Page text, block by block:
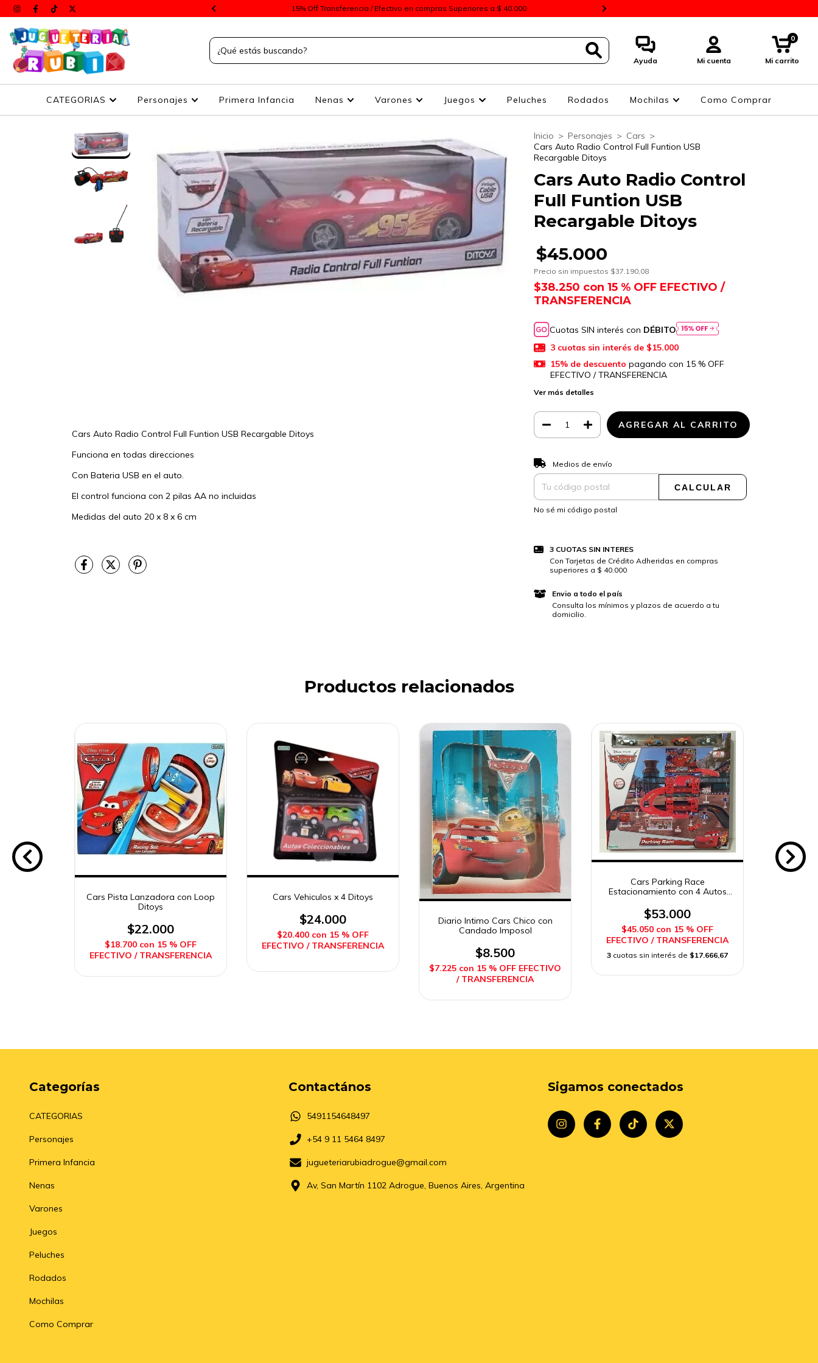
a todos el país 15% Off Transferencia / Efectivo en compras Superiores a $ 40.000
Ayuda Mi cuenta Mi carrito
0
CATEGORIAS Personajes Primera Infancia Nenas Varones Juegos Peluches Rodados Mochilas Como Comprar
Cars Auto Radio Control Full Funtion USB Recargable Ditoys
Funciona en todas direcciones
Con Bateria USB en el auto.
El control funciona con 2 pilas AA no incluidas
Medidas del auto 20 x 8 x 6 cm
Inicio > Personajes > Cars >
Cars Auto Radio Control Full Funtion USB
Recargable Ditoys
Cars Auto Radio Control
Full Funtion USB
Recargable Ditoys
$45.000
Precio sin impuestos $37.190,08
$38.250 con 15 % OFF EFECTIVO /
TRANSFERENCIA
Cuotas SIN interés con DÉBITO
3 cuotas sin interés de $15.000
15% de descuento pagando con 15 % OFF
EFECTIVO / TRANSFERENCIA
Ver más detalles
Entregas para el CP:
Medios de envío
CALCULAR
No sé mi código postal
3 CUOTAS SIN INTERES
Con Tarjetas de Crédito Adheridas en compras
superiores a $ 40.000
Envio a todo el país
Consulta los mínimos y plazos de acuerdo a tu
domicilio.
Productos relacionados
Cars Pista Lanzadora con Loop
Ditoys
$22.000
$18.700 con 15 % OFF
EFECTIVO / TRANSFERENCIA
Cars Vehiculos x 4 Ditoys
$24.000
$20.400 con 15 % OFF
EFECTIVO / TRANSFERENCIA
Diario Intimo Cars Chico con
Candado Imposol
$8.500
$7.225 con 15 % OFF EFECTIVO
/ TRANSFERENCIA
Cars Parking Race
Estacionamiento con 4 Autos
$53.000
$45.050 con 15 % OFF
EFECTIVO / TRANSFERENCIA
3 cuotas sin interés de $17.666,67
Categorías
CATEGORIAS
Personajes
Primera Infancia
Nenas
Varones
Juegos
Peluches
Rodados
Mochilas
Como Comprar
Contactános
5491154648497
+54 9 11 5464 8497
jugueteriarubiadrogue@gmail.com
Av, San Martín 1102 Adrogue, Buenos Aires, Argentina
Sigamos conectados